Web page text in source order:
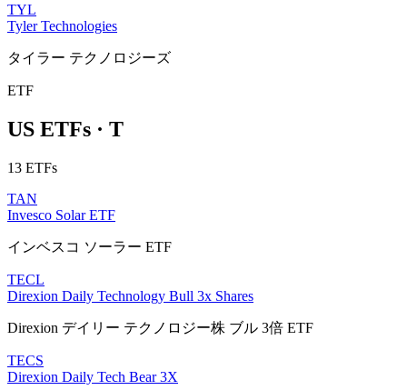
TYL
Tyler Technologies
タイラー テクノロジーズ
ETF
US ETFs · T
13 ETFs
TAN
Invesco Solar ETF
インベスコ ソーラー ETF
TECL
Direxion Daily Technology Bull 3x Shares
Direxion デイリー テクノロジー株 ブル 3倍 ETF
TECS
Direxion Daily Tech Bear 3X